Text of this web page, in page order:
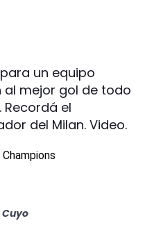
un equipo
al mejor gol de todo
Recordá el
del Milan. Video.